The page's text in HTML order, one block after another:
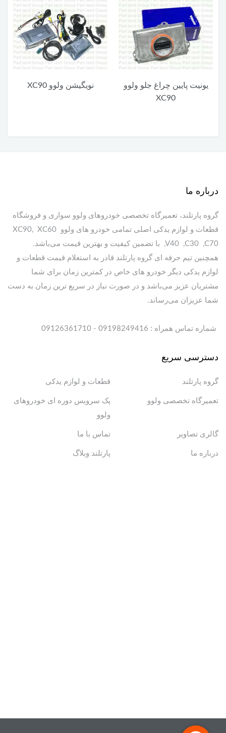
یونیت پایین چراغ جلو ولوو
XC90
نویگیشن ولوو XC90
درباره ما
گروه پارتلند، تعمیرگاه تخصصی خودروهای ولوو سواری و فروشگاه
قطعات و لوازم یدکی اصلی تمامی خودرو های ولوو XC90, XC60
,V40 ,C30 ,C70 با تضمین کیفیت و بهترین قیمت می‌باشد.
همچنین تیم حرفه ای گروه پارتلند قادر به استعلام قیمت قطعات و
لوازم یدکی دیگر خودرو های خاص در کمترین زمان برای شما
مشتریان عزیز می‌باشد و در صورت نیاز در سریع ترین زمان به دست
شما عزیزان می‌رساند.
شماره تماس همراه : 09198249416 - 09126361710
دسترسی سریع
گروه پارتلند قطعات و لوازم یدکی
تعمیرگاه تخصصی ولوو
پک سرویس دوره ای خودروهای
ولوو
گالری تصاویر تماس با ما
درباره ما پارتلند وبلاگ